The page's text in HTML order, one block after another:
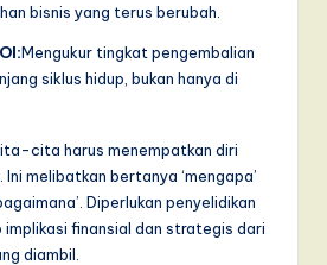
bisnis yang terus berubah.
Mengukur tingkat pengembalian
siklus hidup, bukan hanya di
cita harus menempatkan diri
melibatkan bertanya ‘mengapa’
Diperlukan penyelidikan
finansial dan strategis dari
diambil.